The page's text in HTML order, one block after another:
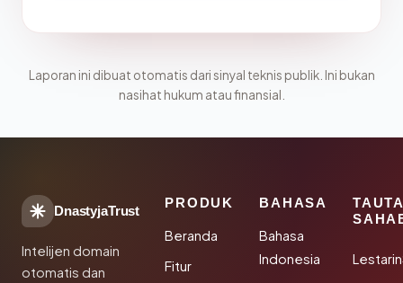
Laporan ini dibuat otomatis dari sinyal teknis publik. Ini bukan
nasihat hukum atau finansial.
DnastyjaTrust
Intelijen domain
otomatis dan
PRODUK
Beranda
Fitur
BAHASA
Bahasa
Indonesia